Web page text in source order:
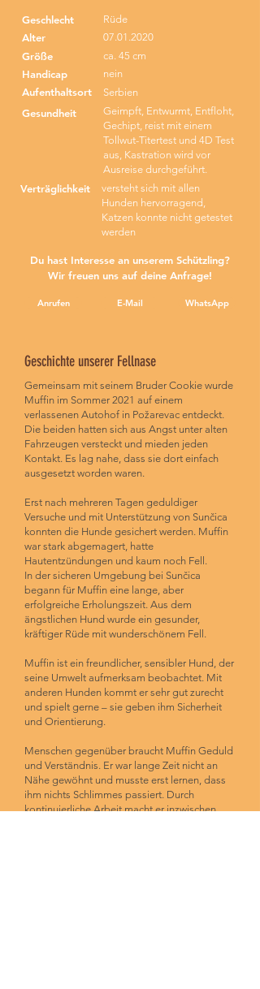
Geschlecht
Alter
Größe
Handicap
Aufenthaltsort
Rüde
07.01.2020
ca. 45 cm
nein
Serbien
Gesundheit
Geimpft, Entwurmt, Entfloht,
Gechipt, reist mit einem
Tollwut-Titertest und 4D Test
aus, Kastration wird vor
Ausreise durchgeführt.
Verträglichkeit
versteht sich mit allen
Hunden hervorragend,
Katzen konnte nicht getestet
werden
Du hast Interesse an unserem Schützling?
Wir freuen uns auf deine Anfrage!
Anrufen E-Mail WhatsApp
Geschichte unserer Fellnase
Gemeinsam mit seinem Bruder Cookie wurde
Muffin im Sommer 2021 auf einem
verlassenen Autohof in Požarevac entdeckt.
Die beiden hatten sich aus Angst unter alten
Fahrzeugen versteckt und mieden jeden
Kontakt. Es lag nahe, dass sie dort einfach
ausgesetzt worden waren.
Erst nach mehreren Tagen geduldiger
Versuche und mit Unterstützung von Sunčica
konnten die Hunde gesichert werden. Muffin
war stark abgemagert, hatte
Hautentzündungen und kaum noch Fell.
In der sicheren Umgebung bei Sunčica
begann für Muffin eine lange, aber
erfolgreiche Erholungszeit. Aus dem
ängstlichen Hund wurde ein gesunder,
kräftiger Rüde mit wunderschönem Fell.
Muffin ist ein freundlicher, sensibler Hund, der
seine Umwelt aufmerksam beobachtet. Mit
anderen Hunden kommt er sehr gut zurecht
und spielt gerne – sie geben ihm Sicherheit
und Orientierung.
Menschen gegenüber braucht Muffin Geduld
und Verständnis. Er war lange Zeit nicht an
Nähe gewöhnt und musste erst lernen, dass
ihm nichts Schlimmes passiert. Durch
kontinuierliche Arbeit macht er inzwischen